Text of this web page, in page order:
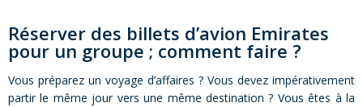
Réserver des billets d’avion Emirates
pour un groupe ; comment faire ?
Vous préparez un voyage d’affaires ? Vous devez impérativement
partir le même jour vers une même destination ? Vous êtes à la